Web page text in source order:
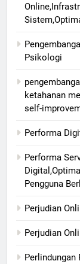
Psikologi
ketahanan
self-
Performa
Performa
Pengguna
Perjudian
Perjudian
Perlindungan